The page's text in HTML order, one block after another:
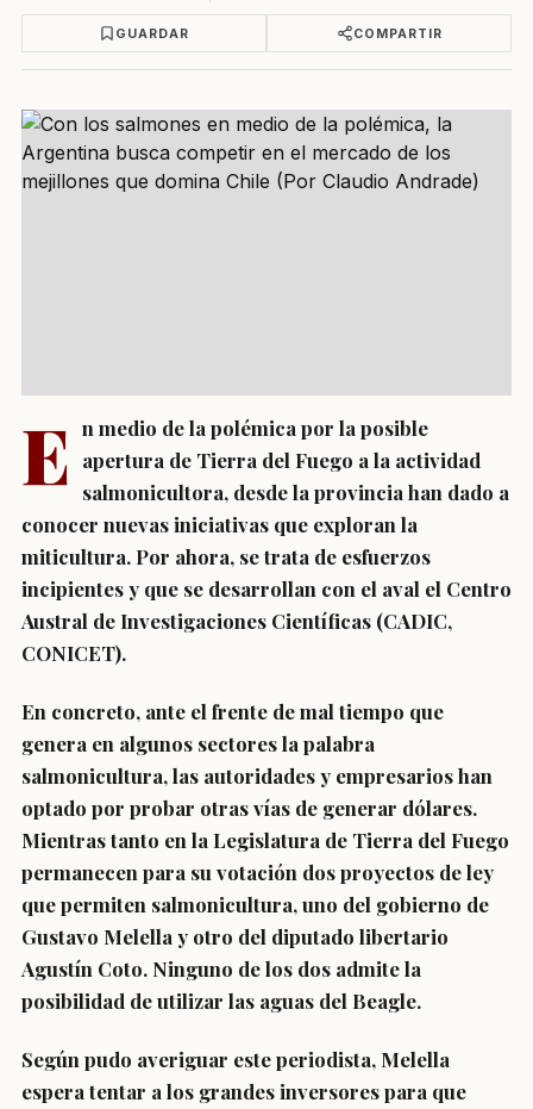
GUARDAR COMPARTIR
E n medio de la polémica por la posible
apertura de Tierra del Fuego a la actividad
salmonicultora, desde la provincia han dado a
conocer nuevas iniciativas que exploran la
miticultura. Por ahora, se trata de esfuerzos
incipientes y que se desarrollan con el aval el Centro
Austral de Investigaciones Científicas (CADIC,
CONICET).
En concreto, ante el frente de mal tiempo que
genera en algunos sectores la palabra
salmonicultura, las autoridades y empresarios han
optado por probar otras vías de generar dólares.
Mientras tanto en la Legislatura de Tierra del Fuego
permanecen para su votación dos proyectos de ley
que permiten salmonicultura, uno del gobierno de
Gustavo Melella y otro del diputado libertario
Agustín Coto. Ninguno de los dos admite la
posibilidad de utilizar las aguas del Beagle.
Según pudo averiguar este periodista, Melella
espera tentar a los grandes inversores para que